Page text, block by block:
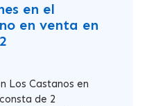
en el
en venta en
Los Castanos en
de 2